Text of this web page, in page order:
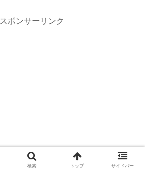
スポンサーリンク
検索 トップ サイドバー